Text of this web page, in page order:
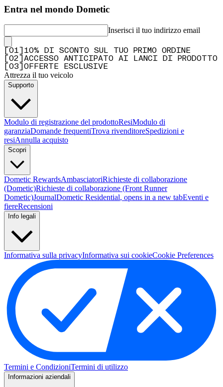
Entra nel mondo Dometic
Inserisci il tuo indirizzo email
01
10% DI SCONTO SUL TUO PRIMO ORDINE
02
ACCESSO ANTICIPATO AI LANCI DI PRODOTTO
03 OFFERTE ESCLUSIVE
Attrezza il tuo veicolo
Supporto
Modulo di registrazione del prodottoResiModulo di
garanziaDomande frequentiTrova rivenditoreSpedizioni e
resiAnnulla acquisto
Scopri
Dometic RewardsAmbasciatoriRichieste di collaborazione
(Dometic)Richieste di collaborazione (Front Runner
Dometic)JournalDometic Residential, opens in a new tabEventi e
fiereRecensioni
Info legali
Informativa sulla privacyInformativa sui cookieCookie Preferences
Termini e CondizioniTermini di utilizzo
Informazioni aziendali